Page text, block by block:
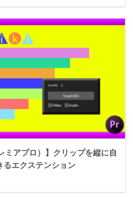
ミアプロ）】クリップを縦に自
るエクステンション